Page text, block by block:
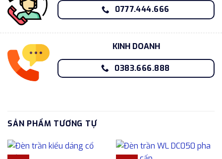
0777.444.666
KINH DOANH
0383.666.888
SẢN PHẨM TƯƠNG TỰ